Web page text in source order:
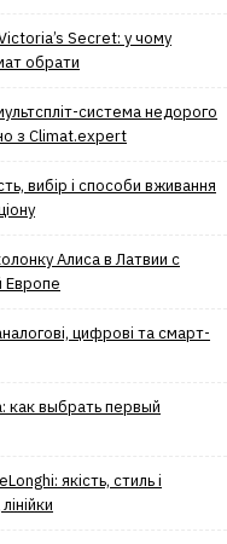
Secret: у чому
обрати
система недорого
з Climat.еxpert
вибір і способи вживання
Алиса в Латвии с
Европе
цифрові та смарт-
как выбрать первый
якість, стиль і